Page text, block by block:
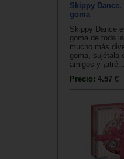
Skippy
goma
Skippy Dance
goma de toda
mucho más
goma, sujétala
amigos y
Precio: 4.57 €